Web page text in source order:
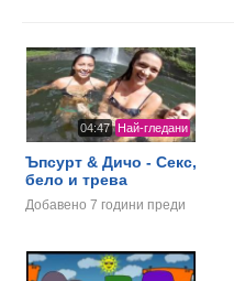
04:47 Най-гледани
Ъпсурт & Дичо - Секс,
бело и трева
Добавено 7 години преди